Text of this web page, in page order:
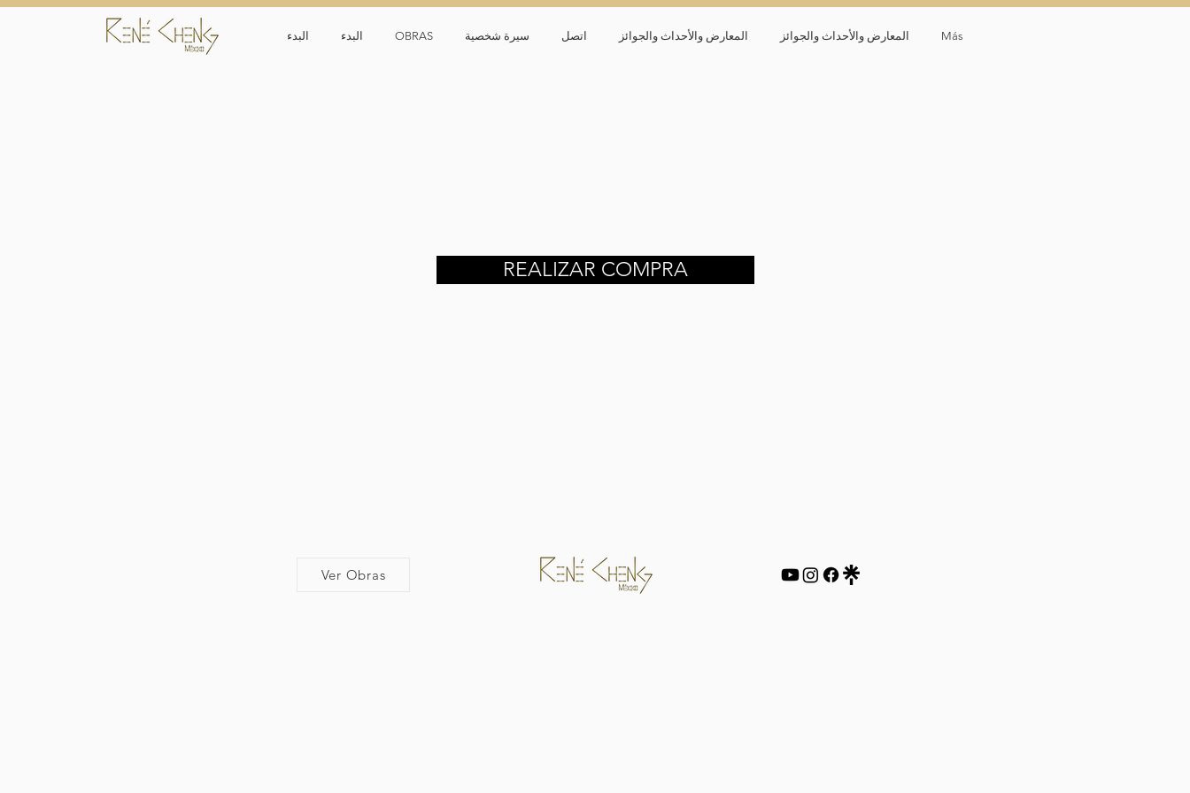
البدء البدء OBRAS سيرة شخصية اتصل المعارض والأحداث والجوائز المعارض والأحداث والجوائز Más
REALIZAR COMPRA
Ver Obras